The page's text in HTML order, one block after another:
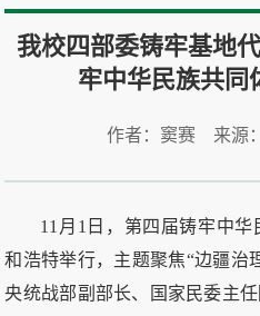
我校四部委铸牢基地
牢中华民族共同
作者：窦赛 来源
11月1日，第四届铸牢中
和浩特举行，主题聚焦“边疆治
央统战部副部长、国家民委主